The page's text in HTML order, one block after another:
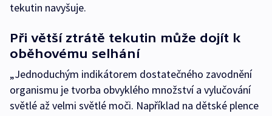
tekutin navyšuje.
Při větší ztrátě tekutin může dojít k
oběhovému selhání
„Jednoduchým indikátorem dostatečného zavodnění
organismu je tvorba obvyklého množství a vylučování
světlé až velmi světlé moči. Například na dětské plence